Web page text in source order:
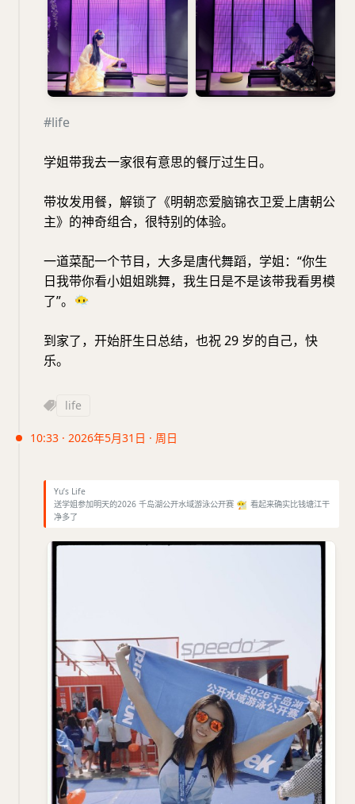
#life
学姐带我去一家很有意思的餐厅过生日。
带妆发用餐，解锁了《明朝恋爱脑锦衣卫爱上唐朝公
主》的神奇组合，很特别的体验。
一道菜配一个节目，大多是唐代舞蹈，学姐：“你生
日我带你看小姐姐跳舞，我生日是不是该带我看男模
了”。 😶‍🌫️
到家了，开始肝生日总结，也祝 29 岁的自己，快
乐。
life
10:33 · 2026年5月31日 · 周日
Yu’s Life
送学姐参加明天的2026 千岛湖公开水域游泳公开赛 😶‍🌫️ 看起来确实比钱塘江干
净多了